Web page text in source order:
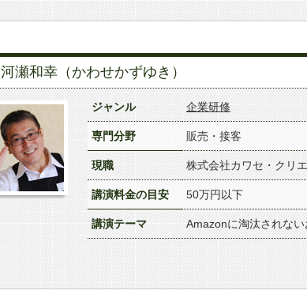
河瀬和幸（かわせかずゆき）
ジャンル 企業研修
専門分野 販売・接客
現職 株式会社カワセ・クリ
講演料金の目安 50万円以下
講演テーマ Amazonに淘汰されな